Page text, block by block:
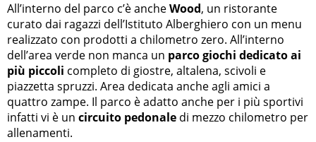
All’interno del parco c’è ancheWood, un ristorante
curato dai ragazzi dell’Istituto Alberghiero con un menu
realizzato con prodotti a chilometro zero. All’interno
dell’area verde non manca un parco giochi dedicato ai
più piccoli completo di giostre, altalena, scivoli e
piazzetta spruzzi. Area dedicata anche agli amici a
quattro zampe. Il parco è adatto anche per i più sportivi
infatti vi è un circuito pedonale di mezzo chilometro per
allenamenti.